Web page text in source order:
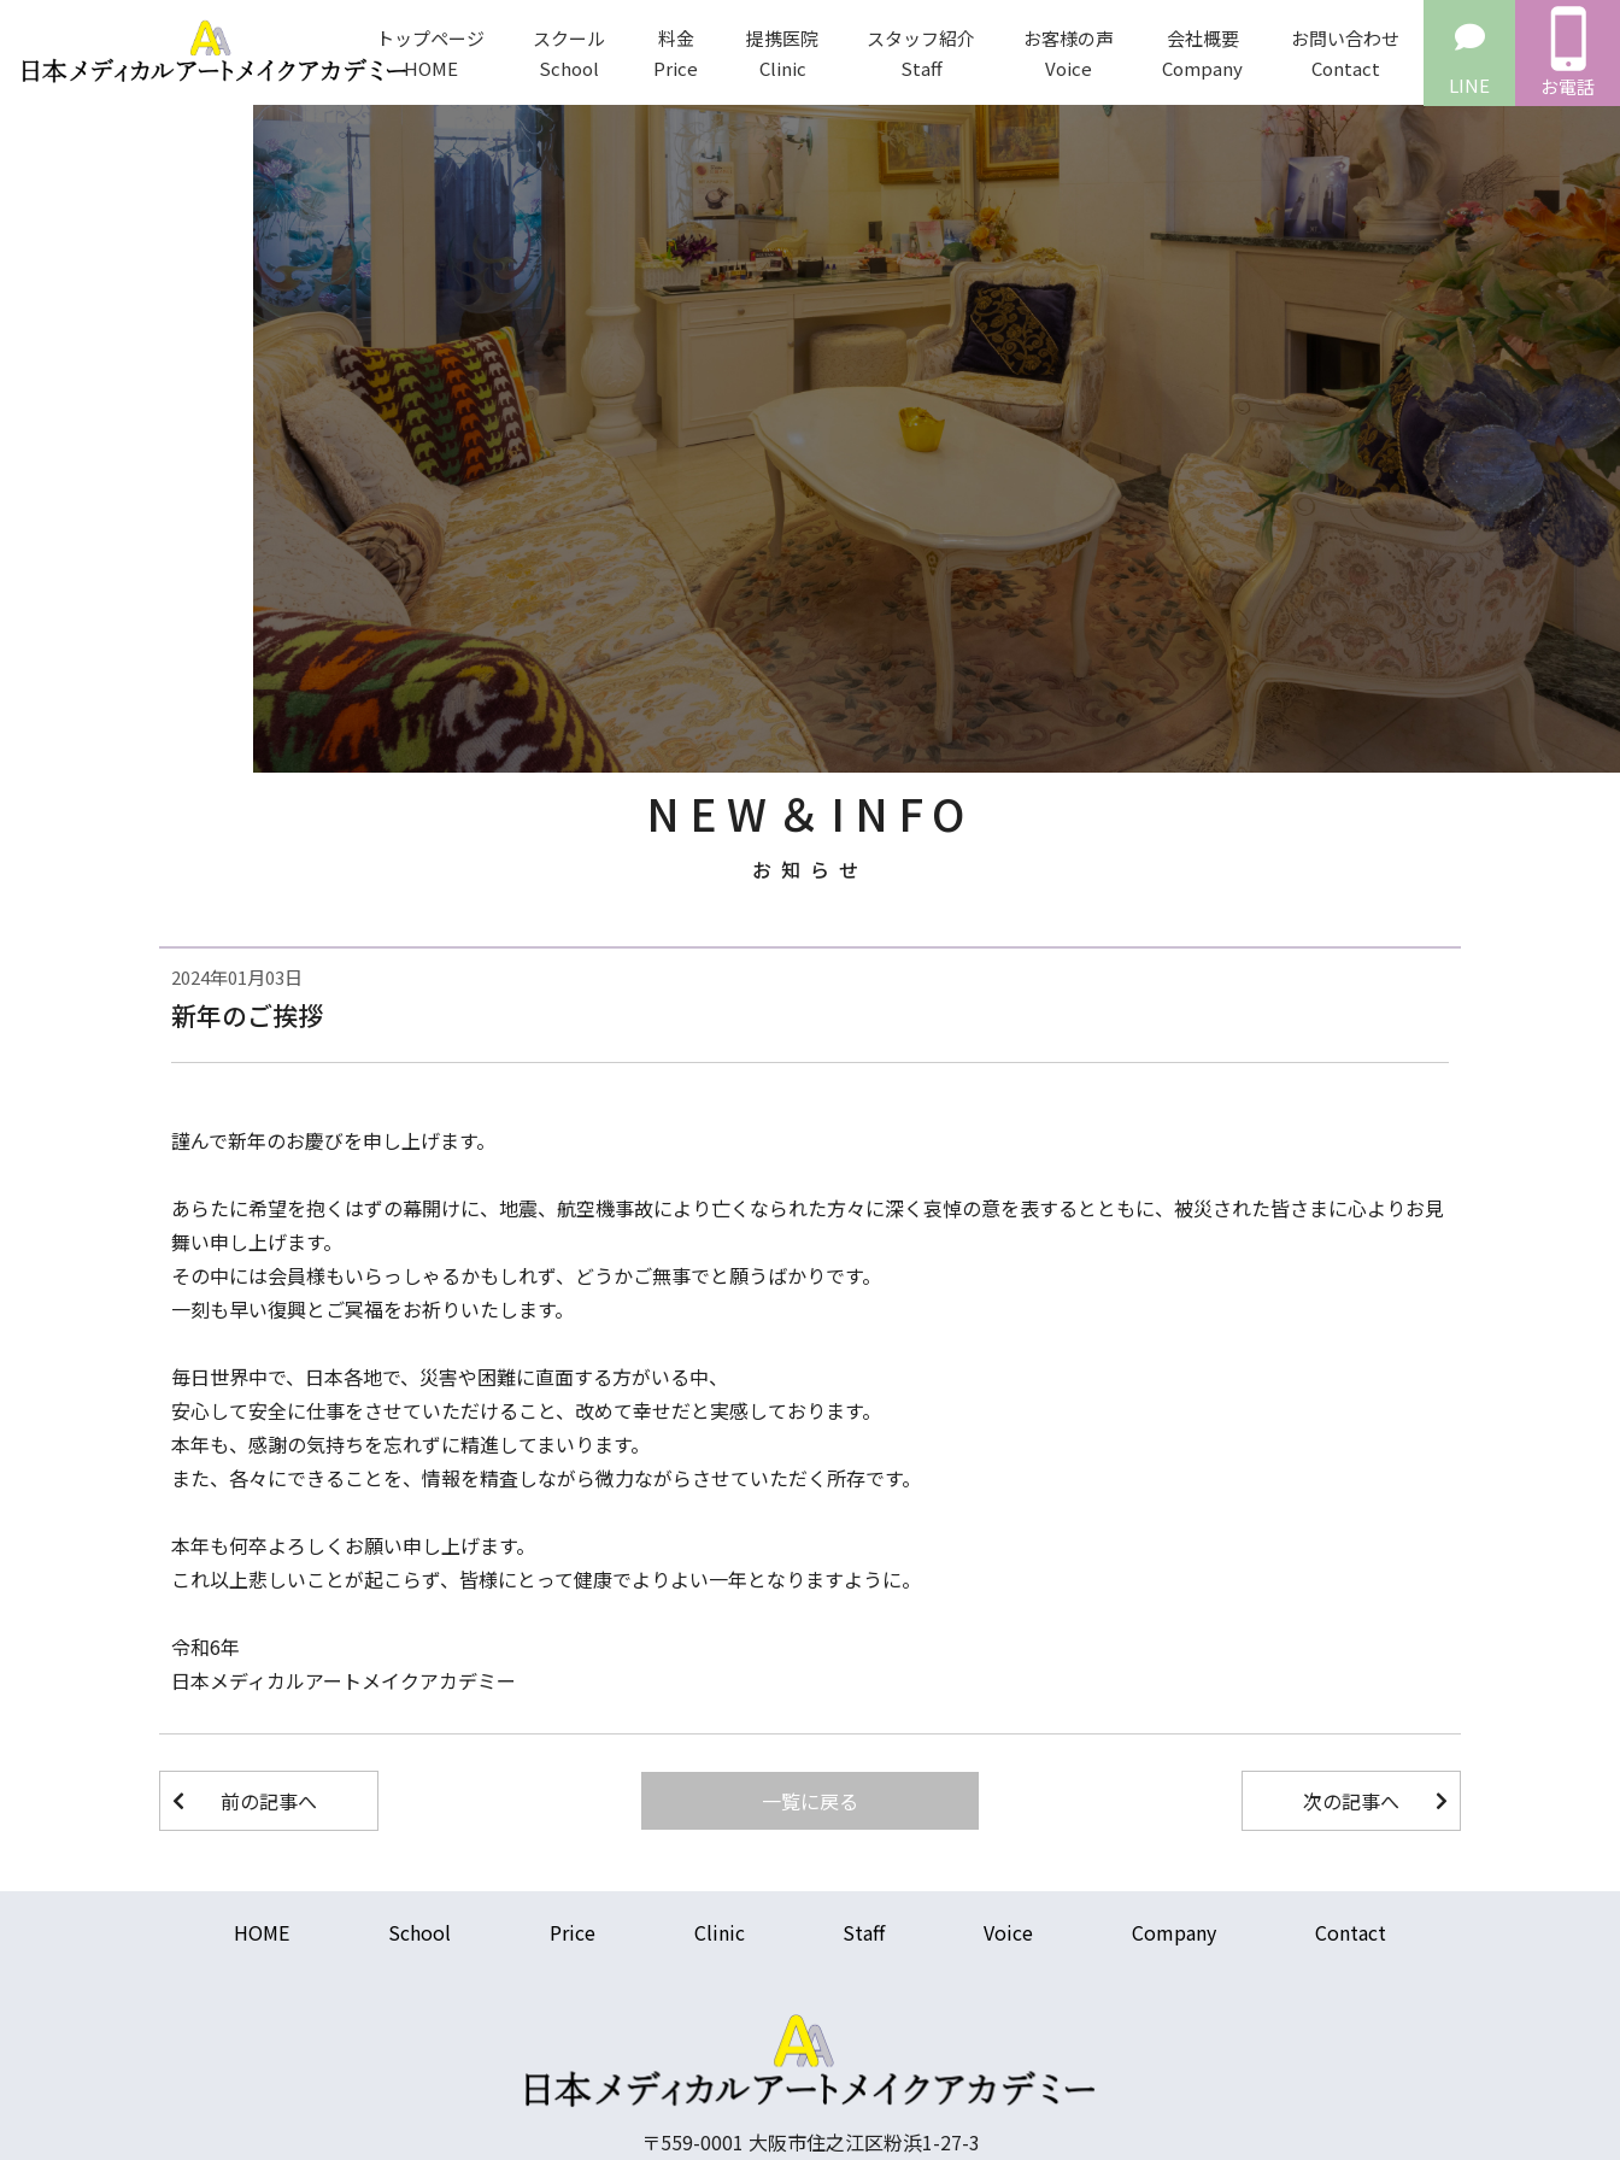
トップページ
HOME
スクール
School
料金
Price
提携医院
Clinic
スタッフ紹介
Staff
お客様の声
Voice
会社概要
Company
お問い合わせ
Contact
LINE お電話
NEW＆INFO
お知らせ
2024年01月03日
新年のご挨拶
謹んで新年のお慶びを申し上げます。
あらたに希望を抱くはずの幕開けに、地震、航空機事故により亡くなられた方々に深く哀悼の意を表するとともに、被災された皆さまに心よりお見
舞い申し上げます。
その中には会員様もいらっしゃるかもしれず、どうかご無事でと願うばかりです。
一刻も早い復興とご冥福をお祈りいたします。
毎日世界中で、日本各地で、災害や困難に直面する方がいる中、
安心して安全に仕事をさせていただけること、改めて幸せだと実感しております。
本年も、感謝の気持ちを忘れずに精進してまいります。
また、各々にできることを、情報を精査しながら微力ながらさせていただく所存です。
本年も何卒よろしくお願い申し上げます。
これ以上悲しいことが起こらず、皆様にとって健康でよりよい一年となりますように。
令和6年
日本メディカルアートメイクアカデミー
前の記事へ 一覧に戻る 次の記事へ
HOME School Price Clinic Staff Voice Company Contact
〒559-0001 大阪市住之江区粉浜1-27-3